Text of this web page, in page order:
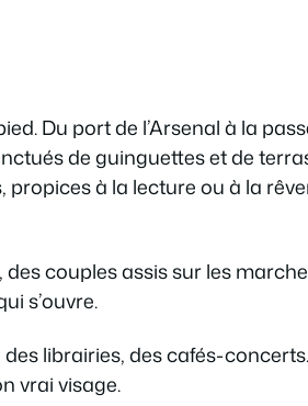
Du port de l’Arsenal à la
de guinguettes et de
propices à la lecture ou à la
couples assis sur les
s’ouvre.
librairies, des cafés-
vrai visage.